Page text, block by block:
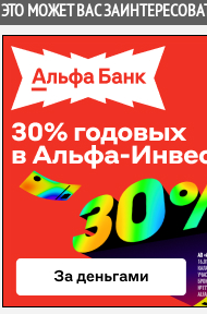
ЭТО МОЖЕТ ВАС